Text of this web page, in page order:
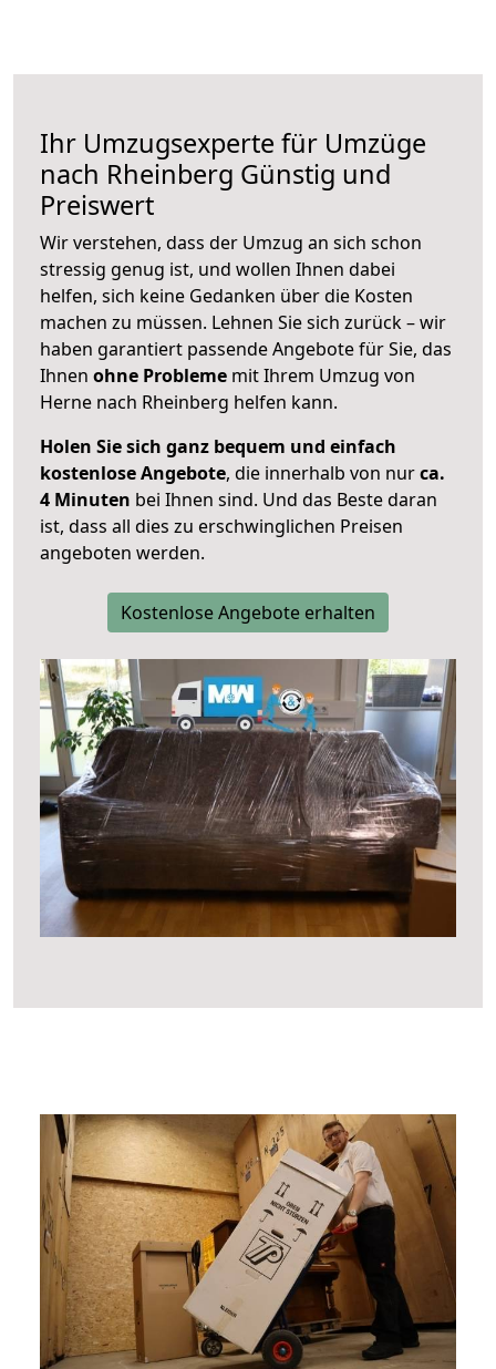
Ihr Umzugsexperte für Umzüge
nach Rheinberg Günstig und
Preiswert
Wir verstehen, dass der Umzug an sich schon
stressig genug ist, und wollen Ihnen dabei
helfen, sich keine Gedanken über die Kosten
machen zu müssen. Lehnen Sie sich zurück – wir
haben garantiert passende Angebote für Sie, das
Ihnen ohne Probleme mit Ihrem Umzug von
Herne nach Rheinberg helfen kann.
Holen Sie sich ganz bequem und einfach
kostenlose Angebote, die innerhalb von nurca.
4 Minuten bei Ihnen sind. Und das Beste daran
ist, dass all dies zu erschwinglichen Preisen
angeboten werden.
Kostenlose Angebote erhalten